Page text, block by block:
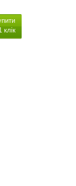
клік